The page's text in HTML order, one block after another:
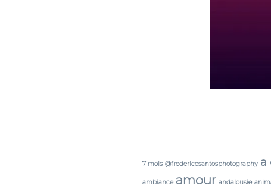
7 mois @fredericosantosphotography a
ambiance amour andalousie